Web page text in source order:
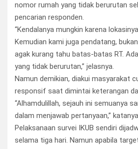
nomor rumah yang tidak berurutan
pencarian responden.
“Kendalanya mungkin karena
Kemudian kami juga pendatang,
agak kurang tahu batas-batas RT.
yang tidak berurutan,” jelasnya.
Namun demikian, diakui masyarakat
responsif saat dimintai keterangan
“Alhamdulillah, sejauh ini semuanya
dalam menjawab pertanyaan,”
Pelaksanaan survei IKUB sendiri
selama tiga hari. Namun apabila